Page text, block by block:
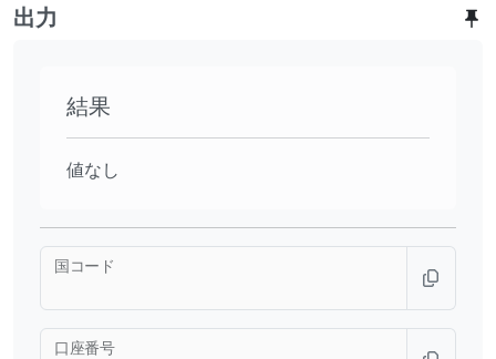
出力
結果
値なし
国コード
口座番号